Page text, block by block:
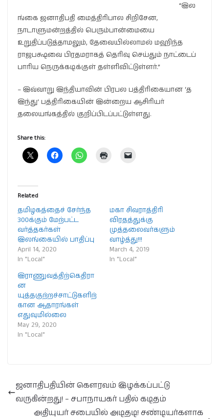
“இல
ங்கை ஜனாதிபதி மைத்திரிபால சிறிசேன,
நாடாளுமன்றத்தில் பெரும்பான்மையை
உறுதிப்படுத்தாமலும், தேவையில்லாமல் மஹிந்த
ராஜபக்ஷவை பிரதமராகத் தெரிவு செய்தும் நாட்டைப்
பாரிய நெருக்கடிக்குள் தள்ளிவிட்டுள்ளர்.”
– இவ்வாறு இந்தியாவின் பிரபல பத்திரிகையான ‘த
இந்து’ பத்திரிகையின் இன்றைய ஆசிரியர்
தலையங்கத்தில் குறிப்பிடப்பட்டுள்ளது.
Share this:
Related
தமிழகத்தைச் சேர்ந்த
300க்கும் மேற்பட்ட
வர்த்தகர்கள்
இலங்கையில் பாதிப்பு
April 14, 2020
In "Local"
மகா சிவராத்திரி
விரதத்துக்கு
முத்தலைவர்களும்
வாழ்த்து!!!
March 4, 2019
In "Local"
இராணுவத்திற்கெதிரா
ன
யுத்தகுற்றச்சாட்டுகளிற்
கான ஆதாரங்கள்
எதுவுமில்லை
May 29, 2020
In "Local"
ஜனாதிபதியின் கௌரவம் இழக்கப்பட்டு
வருகின்றது! – சபாநாயகர் பதில் கடிதம்
அதியுயர் சபையில் அடிதடி! சண்டியர்களாக